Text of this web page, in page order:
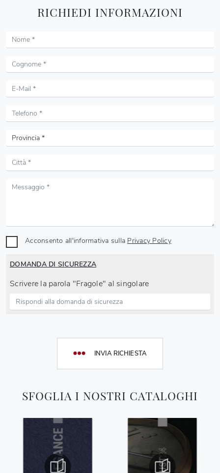
SFOGLIA I NOSTRI CATALOGHI
RICHIEDI INFORMAZIONI
Acconsento all'informativa sulla Privacy Policy
DOMANDA DI SICUREZZA
Scrivere la parola "Fragole" al singolare
INVIA RICHIESTA